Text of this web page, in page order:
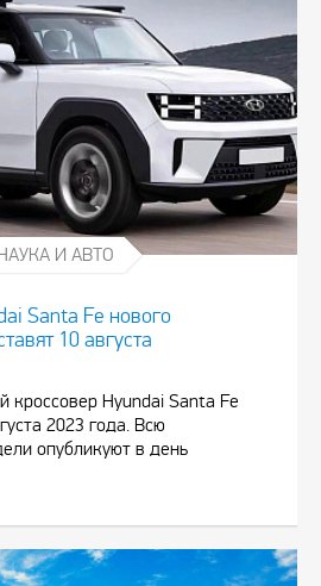
И АВТО
Santa Fe нового
10 августа
кроссовер Hyundai Santa Fe
2023 года. Всю
опубликуют в день